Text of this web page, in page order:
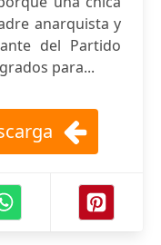
anarquista y
del Partido
para...